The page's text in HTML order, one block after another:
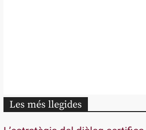
Les més llegides